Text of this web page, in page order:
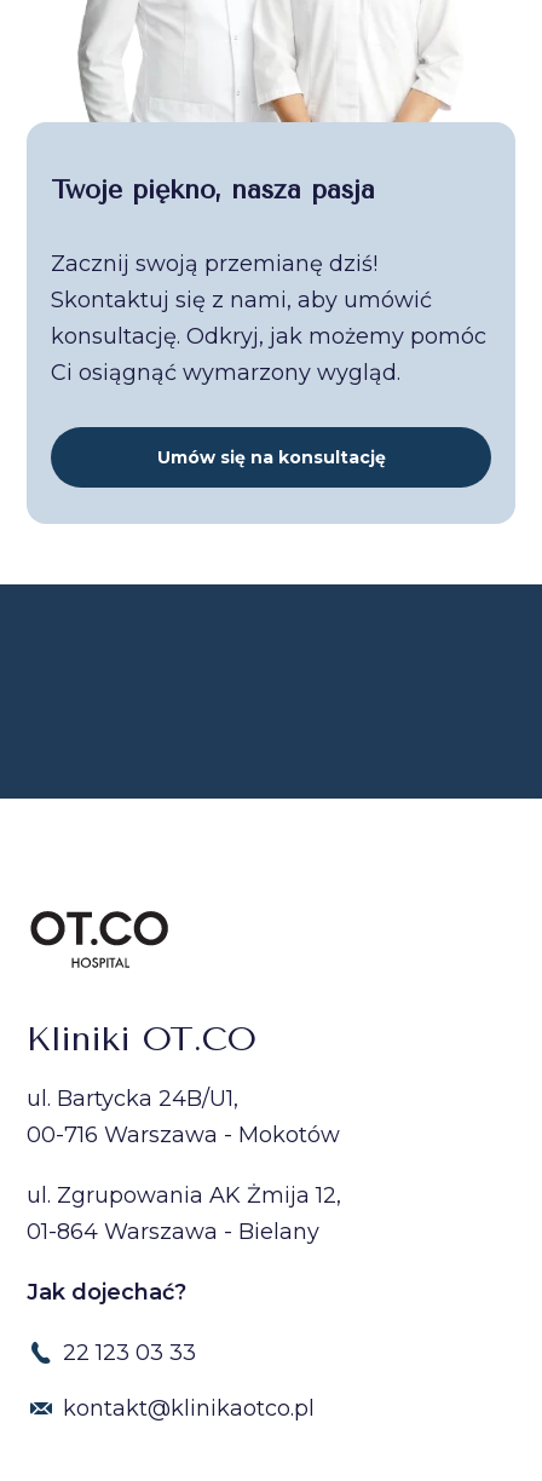
Twoje piękno, nasza pasja
Zacznij swoją przemianę dziś!
Skontaktuj się z nami, aby umówić
konsultację. Odkryj, jak możemy pomóc
Ci osiągnąć wymarzony wygląd.
Umów się na konsultację
Kliniki OT.CO
ul. Bartycka 24B/U1,
00-716 Warszawa - Mokotów
ul. Zgrupowania AK Żmija 12,
01-864 Warszawa - Bielany
Jak dojechać?
22 123 03 33
kontakt@klinikaotco.pl